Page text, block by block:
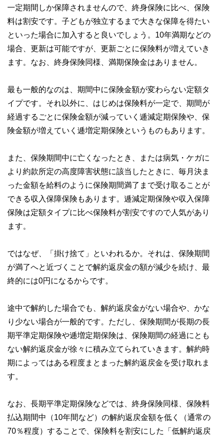
一定期間しか保障されませんので、終身保険に比べ、保険
料は割安です。子どもが独立するまで大きな保障を得たい
といった場合に加入すると良いでしょう。10年満期などの
場合、更新は可能ですが、更新ごとに保険料が増えていき
ます。なお、終身保険同様、満期保険金はありません。
最も一般的なのは、期間中に保険金額が変わらない定額タ
イプです。それ以外に、はじめは保険料が一定で、期間が
経過するごとに保険金額が減っていく逓減定期保険や、保
険金額が増えていく逓増定期保険というものもあります。
また、保険期間中に亡くなったとき、または病気・ケガに
より約款所定の高度障害状態に該当したときに、毎月決ま
った金額を給料のように保険期間満了まで受け取ることが
できる収入保障保険もあります。逓減定期保険や収入保障
保険は定額タイプに比べ保険料が割安ですので人気があり
ます。
ではなぜ、「掛け捨て」といわれるか。それは、保険期間
が満了へと近づくことで解約返戻金の額が減少を続け、最
終的には0円になるからです。
途中で解約した場合でも、解約返戻金がない場合や、かな
り少ない場合が一般的です。ただし、保険期間が長期の長
期平準定期保険や逓増定期保険は、保険期間の経過にとも
ない解約返戻金が徐々に積み立てられていきます。解約時
期によってはある程度まとまった解約返戻金を受け取れま
す。
なお、長期平準定期保険などでは、終身保険同様、保険料
払込期間中（10年間など）の解約返戻金額を低く（通常の
70％程度）することで、保険料を割安にした「低解約返戻